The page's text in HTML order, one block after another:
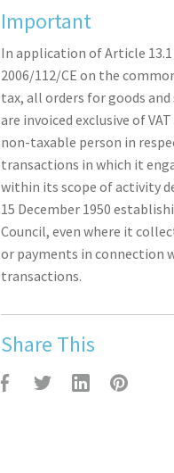
Important
In application of Article
2006/112/CE on the
tax, all orders for goods and
are invoiced exclusive of
non-taxable person in
transactions in which it
within its scope of activity
15 December 1950
Council, even where it
or payments in connection
transactions.
Share This